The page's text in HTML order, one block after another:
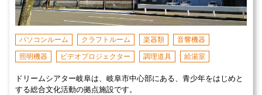
パソコンルーム クラフトルーム 楽器類
音響機器
照明機器
ビデオプロジェクター 調理道具 給湯室
ドリームシアター岐阜は、岐阜市中心部にある、青少年をはじめと
する総合文化活動の拠点施設です。